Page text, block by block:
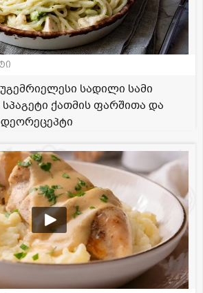
სადილი სამი
ქათმის ფარშითა და